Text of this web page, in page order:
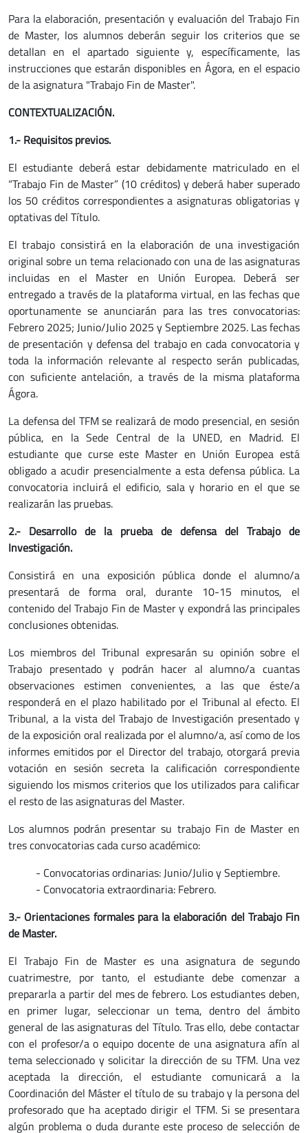
Para la elaboración, presentación y evaluación del Trabajo Fin
de Master, los alumnos deberán seguir los criterios que se
detallan en el apartado siguiente y, específicamente, las
instrucciones que estarán disponibles en Ágora, en el espacio
de la asignatura "Trabajo Fin de Master".
CONTEXTUALIZACIÓN.
1.- Requisitos previos.
El estudiante deberá estar debidamente matriculado en el
“Trabajo Fin de Master” (10 créditos) y deberá haber superado
los 50 créditos correspondientes a asignaturas obligatorias y
optativas del Título.
El trabajo consistirá en la elaboración de una investigación
original sobre un tema relacionado con una de las asignaturas
incluidas en el Master en Unión Europea. Deberá ser
entregado a través de la plataforma virtual, en las fechas que
oportunamente se anunciarán para las tres convocatorias:
Febrero 2025; Junio/Julio 2025 y Septiembre 2025. Las fechas
de presentación y defensa del trabajo en cada convocatoria y
toda la información relevante al respecto serán publicadas,
con suficiente antelación, a través de la misma plataforma
Ágora.
La defensa del TFM se realizará de modo presencial, en sesión
pública, en la Sede Central de la UNED, en Madrid. El
estudiante que curse este Master en Unión Europea está
obligado a acudir presencialmente a esta defensa pública. La
convocatoria incluirá el edificio, sala y horario en el que se
realizarán las pruebas.
2.- Desarrollo de la prueba de defensa del Trabajo de
Investigación.
Consistirá en una exposición pública donde el alumno/a
presentará de forma oral, durante 10-15 minutos, el
contenido del Trabajo Fin de Master y expondrá las principales
conclusiones obtenidas.
Los miembros del Tribunal expresarán su opinión sobre el
Trabajo presentado y podrán hacer al alumno/a cuantas
observaciones estimen convenientes, a las que éste/a
responderá en el plazo habilitado por el Tribunal al efecto. El
Tribunal, a la vista del Trabajo de Investigación presentado y
de la exposición oral realizada por el alumno/a, así como de los
informes emitidos por el Director del trabajo, otorgará previa
votación en sesión secreta la calificación correspondiente
siguiendo los mismos criterios que los utilizados para calificar
el resto de las asignaturas del Master.
Los alumnos podrán presentar su trabajo Fin de Master en
tres convocatorias cada curso académico:
- Convocatorias ordinarias: Junio/Julio y Septiembre.
- Convocatoria extraordinaria: Febrero.
3.- Orientaciones formales para la elaboración del Trabajo Fin
de Master.
El Trabajo Fin de Master es una asignatura de segundo
cuatrimestre, por tanto, el estudiante debe comenzar a
prepararla a partir del mes de febrero. Los estudiantes deben,
en primer lugar, seleccionar un tema, dentro del ámbito
general de las asignaturas del Título. Tras ello, debe contactar
con el profesor/a o equipo docente de una asignatura afín al
tema seleccionado y solicitar la dirección de su TFM. Una vez
aceptada la dirección, el estudiante comunicará a la
Coordinación del Máster el título de su trabajo y la persona del
profesorado que ha aceptado dirigir el TFM. Si se presentara
algún problema o duda durante este proceso de selección de